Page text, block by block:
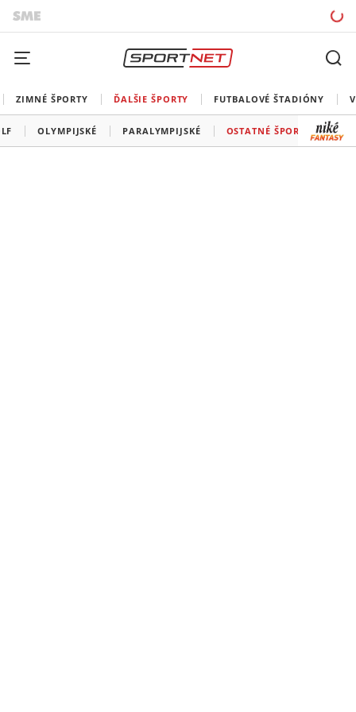
ZIMNÉ ŠPORTY ĎALŠIE ŠPORTY FUTBALOVÉ ŠTADIÓNY
OLYMPIJSKÉ PARALYMPIJSKÉ OSTATNÉ ŠPORTY